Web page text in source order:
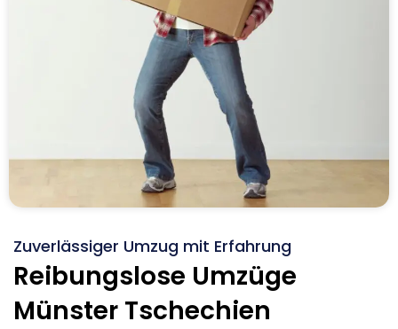
Zuverlässiger Umzug mit Erfahrung
Reibungslose Umzüge
Münster Tschechien